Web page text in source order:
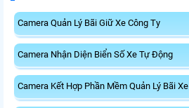
Camera Quản Lý Bãi Giữ Xe Công Ty
Camera Nhận Diện Biển Số Xe Tự Động
Camera Kết Hợp Phần Mềm Quản Lý Bãi Xe